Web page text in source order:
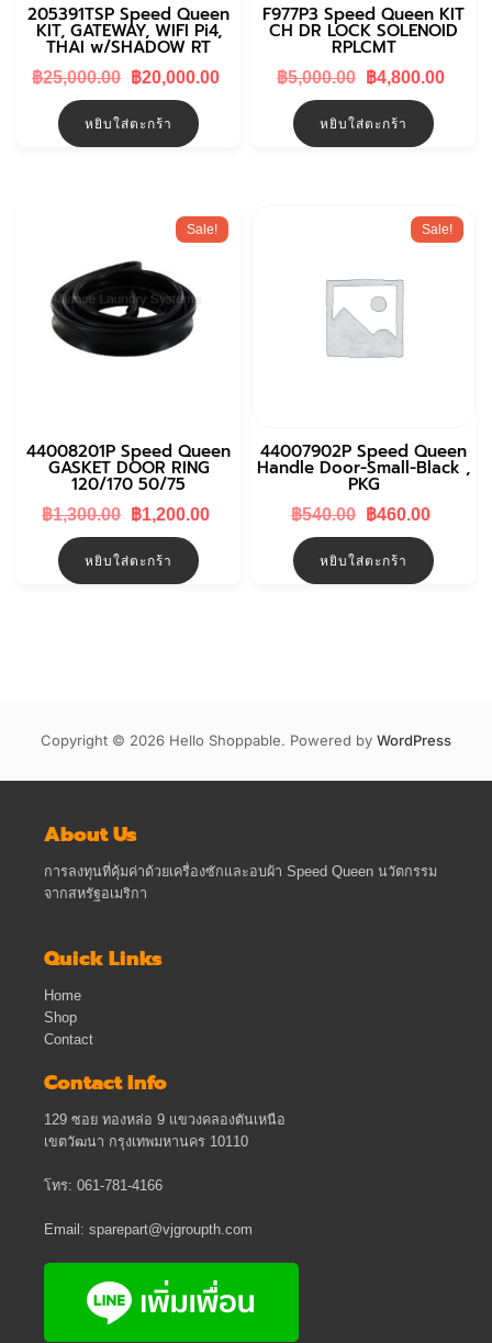
205391TSP Speed Queen
KIT, GATEWAY, WIFI Pi4,
THAI w/SHADOW RT
฿25,000.00 Original
฿25,000.00.
฿20,000.00
Current
฿20,000.00.
หยิบใส่ตะกร้า
F977P3 Speed Queen KIT
CH DR LOCK SOLENOID
RPLCMT
฿5,000.00 Original
฿5,000.00.
฿4,800.00
หยิบใส่ตะกร้า
Sale!
44008201P Speed Queen
GASKET DOOR RING
120/170 50/75
฿1,300.00 Original
฿1,300.00.
฿1,200.00
฿1,200.00.
หยิบใส่ตะกร้า
Sale!
44007902P Speed Queen
Handle Door-Small-Black ,
PKG
฿540.00 Original
฿540.00.
฿460.00
หยิบใส่ตะกร้า
Copyright © 2026 Hello Shoppable. Powered by WordPress
About Us
การลงทุนที่คุ้มค่าด้วยเครื่องซักและอบผ้า Speed Queen นวัตกรรม
จากสหรัฐอเมริกา
Quick Links
Home
Shop
Contact
Contact Info
129 ซอย ทองหล่อ 9 แขวงคลองตันเหนือ
เขตวัฒนา กรุงเทพมหานคร 10110
โทร: 061-781-4166
Email: sparepart@vjgroupth.com